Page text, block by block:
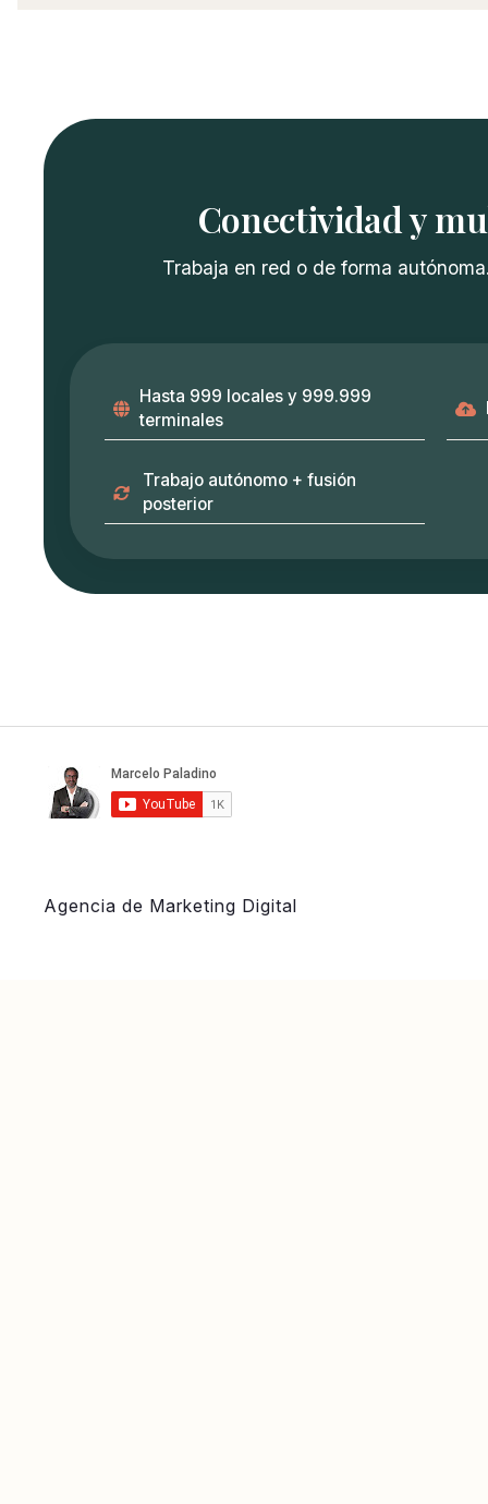
Conectividad y
Trabaja en red o de forma
Hasta 999 locales y 999.999
terminales
Trabajo autónomo + fusión
posterior
Agencia de Marketing Digital